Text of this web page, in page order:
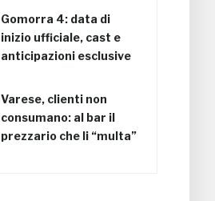
Gomorra 4: data di
inizio ufficiale, cast e
anticipazioni esclusive
Varese, clienti non
consumano: al bar il
prezzario che li “multa”